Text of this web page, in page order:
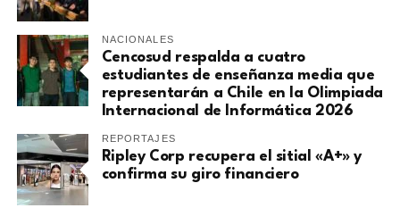
NACIONALES
Cencosud respalda a cuatro
estudiantes de enseñanza media que
representarán a Chile en la Olimpiada
Internacional de Informática 2026
REPORTAJES
Ripley Corp recupera el sitial «A+» y
confirma su giro financiero